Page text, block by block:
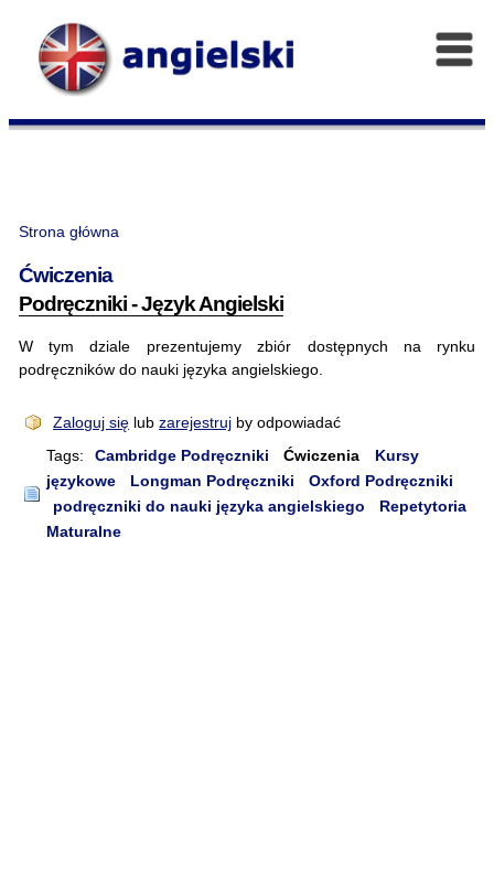
Strona główna
Ćwiczenia
Podręczniki - Język Angielski
W tym dziale prezentujemy zbiór dostępnych na rynku
podręczników do nauki języka angielskiego.
Zaloguj się lubzarejestruj by odpowiadać
Tags:
Cambridge Podręczniki Ćwiczenia
Kursy
językowe
Longman Podręczniki
Oxford Podręczniki
podręczniki do nauki języka angielskiego
Repetytoria
Maturalne